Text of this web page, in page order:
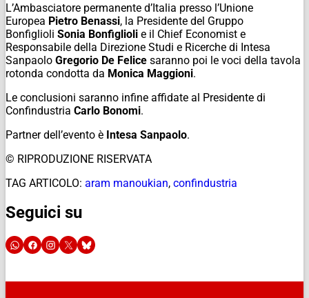
L’Ambasciatore permanente d’Italia presso l’Unione
Europea Pietro Benassi, la Presidente del Gruppo
Bonfiglioli Sonia Bonfiglioli e il Chief Economist e
Responsabile della Direzione Studi e Ricerche di Intesa
Sanpaolo Gregorio De Felice saranno poi le voci della tavola
rotonda condotta da Monica Maggioni.
Le conclusioni saranno infine affidate al Presidente di
Confindustria Carlo Bonomi.
Partner dell’evento è Intesa Sanpaolo.
© RIPRODUZIONE RISERVATA
TAG ARTICOLO: aram manoukian, confindustria
Seguici su